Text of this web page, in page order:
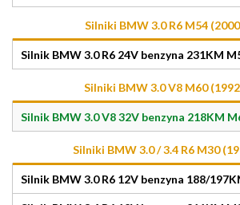
Silniki BMW 3.0 R6 M54
Silnik BMW 3.0 R6 24V benzyna 231KM
Silniki BMW 3.0 V8 M60
Silnik BMW 3.0 V8 32V benzyna 218KM
Silniki BMW 3.0 / 3.4 R6 M30
Silnik BMW 3.0 R6 12V benzyna 188/